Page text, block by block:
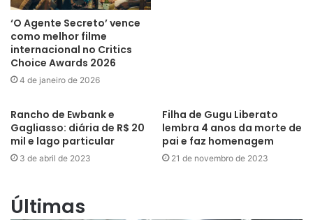
‘O Agente Secreto’ vence
como melhor filme
internacional no Critics
Choice Awards 2026
4 de janeiro de 2026
Rancho de Ewbank e
Gagliasso: diária de R$ 20
mil e lago particular
3 de abril de 2023
Filha de Gugu Liberato
lembra 4 anos da morte de
pai e faz homenagem
21 de novembro de 2023
Últimas